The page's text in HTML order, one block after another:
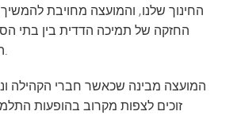
החינוך שלנו, והמועצה מחויבת
החזקה של תמיכה הדדית בין בתי
הקהילות שלנו.
המועצה מבינה שכאשר חברי הקהילה
זוכים לצפות מקרוב בהופעות